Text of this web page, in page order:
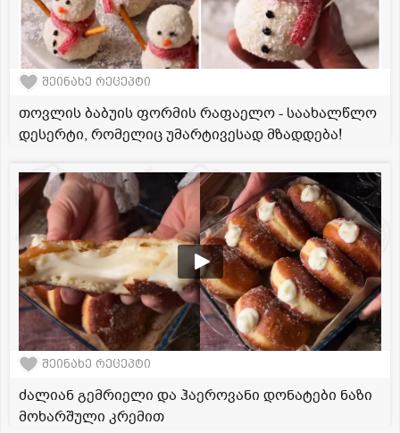
შეინახე რეცეპტი
თოვლის ბაბუის ფორმის რაფაელო - საახალწლო
დესერტი, რომელიც უმარტივესად მზადდება!
შეინახე რეცეპტი
ძალიან გემრიელი და ჰაეროვანი დონატები ნაზი
მოხარშული კრემით